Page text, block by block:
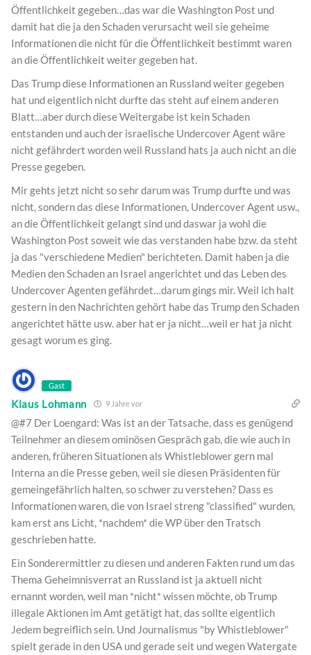
Öffentlichkeit gegeben…das war die Washington Post und
damit hat die ja den Schaden verursacht weil sie geheime
Informationen die nicht für die Öffentlichkeit bestimmt waren
an die Öffentlichkeit weiter gegeben hat.
Das Trump diese Informationen an Russland weiter gegeben
hat und eigentlich nicht durfte das steht auf einem anderen
Blatt…aber durch diese Weitergabe ist kein Schaden
entstanden und auch der israelische Undercover Agent wäre
nicht gefährdert worden weil Russland hats ja auch nicht an die
Presse gegeben.
Mir gehts jetzt nicht so sehr darum was Trump durfte und was
nicht, sondern das diese Informationen, Undercover Agent usw.,
an die Öffentlichkeit gelangt sind und daswar ja wohl die
Washington Post soweit wie das verstanden habe bzw. da steht
ja das "verschiedene Medien" berichteten. Damit haben ja die
Medien den Schaden an Israel angerichtet und das Leben des
Undercover Agenten gefährdet…darum gings mir. Weil ich halt
gestern in den Nachrichten gehört habe das Trump den Schaden
angerichtet hätte usw. aber hat er ja nicht…weil er hat ja nicht
gesagt worum es ging.
Gast
Klaus Lohmann 9 Jahre vor
@#7 Der Loengard: Was ist an der Tatsache, dass es genügend
Teilnehmer an diesem ominösen Gespräch gab, die wie auch in
anderen, früheren Situationen als Whistleblower gern mal
Interna an die Presse geben, weil sie diesen Präsidenten für
gemeingefährlich halten, so schwer zu verstehen? Dass es
Informationen waren, die von Israel streng "classified" wurden,
kam erst ans Licht, *nachdem* die WP über den Tratsch
geschrieben hatte.
Ein Sonderermittler zu diesen und anderen Fakten rund um das
Thema Geheimnisverrat an Russland ist ja aktuell nicht
ernannt worden, weil man *nicht* wissen möchte, ob Trump
illegale Aktionen im Amt getätigt hat, das sollte eigentlich
Jedem begreiflich sein. Und Journalismus "by Whistleblower"
spielt gerade in den USA und gerade seit und wegen Watergate